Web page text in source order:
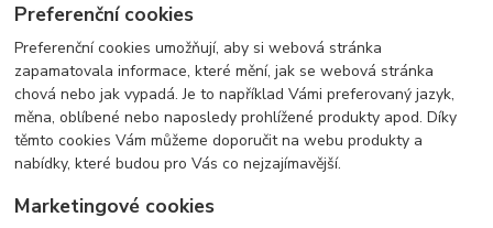
Preferenční cookies
Preferenční cookies umožňují, aby si webová stránka
zapamatovala informace, které mění, jak se webová stránka
chová nebo jak vypadá. Je to například Vámi preferovaný jazyk,
měna, oblíbené nebo naposledy prohlížené produkty apod. Díky
těmto cookies Vám můžeme doporučit na webu produkty a
nabídky, které budou pro Vás co nejzajímavější.
Marketingové cookies